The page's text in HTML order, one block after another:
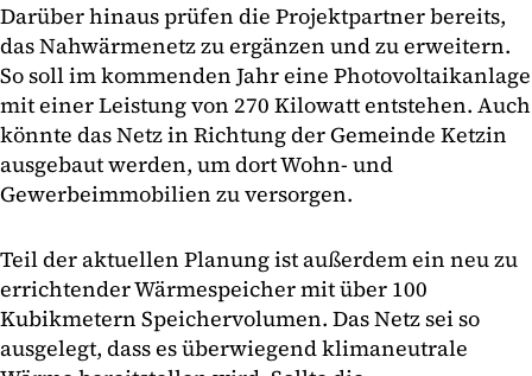
Darüber hinaus prüfen die Projektpartner bereits,
das Nahwärmenetz zu ergänzen und zu erweitern.
So soll im kommenden Jahr eine Photovoltaikanlage
mit einer Leistung von 270 Kilowatt entstehen. Auch
könnte das Netz in Richtung der Gemeinde Ketzin
ausgebaut werden, um dort Wohn- und
Gewerbeimmobilien zu versorgen.
Teil der aktuellen Planung ist außerdem ein neu zu
errichtender Wärmespeicher mit über 100
Kubikmetern Speichervolumen. Das Netz sei so
ausgelegt, dass es überwiegend klimaneutrale